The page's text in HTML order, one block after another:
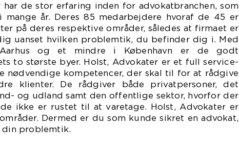
har de stor erfaring inden for advokatbranchen, som
år. Deres 85 medarbejdere hvoraf de 45 er
på deres respektive områder, således at firmaet er
uanset hvilken problemtik, du befinder dig i. Med
og et mindre i København er de godt
to største byer. Holst, Advokater er et full service-
nødvendige kompetencer, der skal til for at rådgive
klienter. De rådgiver både privatpersoner, det
og udland samt den offentlige sektor, hvorfor der
ikke er rustet til at varetage. Holst, Advokater er
Dermed er du som kunde sikret en advokat,
problemtik.